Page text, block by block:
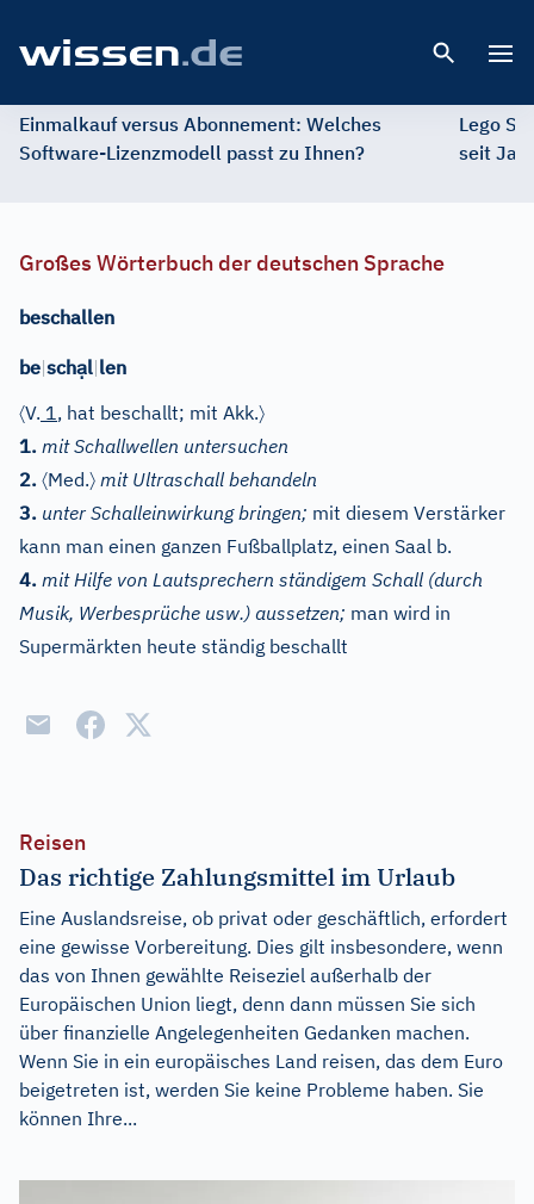
Einmalkauf versus Abonnement: Welches
Software-Lizenzmodell passt zu Ihnen?
Lego
seit
Großes Wörterbuch der deutschen Sprache
beschallen
be|schạl|len
〈V. 1, hat beschallt; mit Akk.〉
1. mit Schallwellen untersuchen
2. 〈Med.〉 mit Ultraschall behandeln
3. unter Schalleinwirkung bringen; mit diesem Verstärker
kann man einen ganzen Fußballplatz, einen Saal b.
4. mit Hilfe von Lautsprechern ständigem Schall (durch
Musik, Werbesprüche usw.) aussetzen; man wird in
Supermärkten heute ständig beschallt
Reisen
Das richtige Zahlungsmittel im Urlaub
Eine Auslandsreise, ob privat oder geschäftlich, erfordert
eine gewisse Vorbereitung. Dies gilt insbesondere, wenn
das von Ihnen gewählte Reiseziel außerhalb der
Europäischen Union liegt, denn dann müssen Sie sich
über finanzielle Angelegenheiten Gedanken machen.
Wenn Sie in ein europäisches Land reisen, das dem Euro
beigetreten ist, werden Sie keine Probleme haben. Sie
können Ihre...